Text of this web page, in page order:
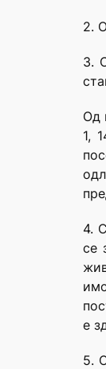
2.
3.
Од
1,
4.
се
е
5.